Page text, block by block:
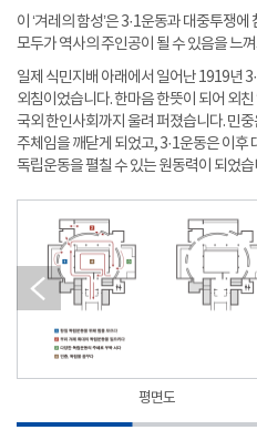
이 ‘겨레의 함성’은 3·1운동과 대중투쟁
모두가 역사의 주인공이 될 수 있음을 느
일제 식민지배 아래에서 일어난 1919년
외침이었습니다. 한마음 한뜻이 되어 외친
국외 한인사회까지 울려 퍼졌습니다. 민
주체임을 깨닫게 되었고, 3·1운동은 이후
독립운동을 펼칠 수 있는 원동력이 되었습
평면도